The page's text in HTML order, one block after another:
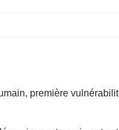
première